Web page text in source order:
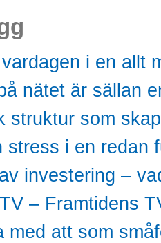
i en allt
nätet är sällan
struktur som
stress i en redan
investering –
– Framtidens
med att som